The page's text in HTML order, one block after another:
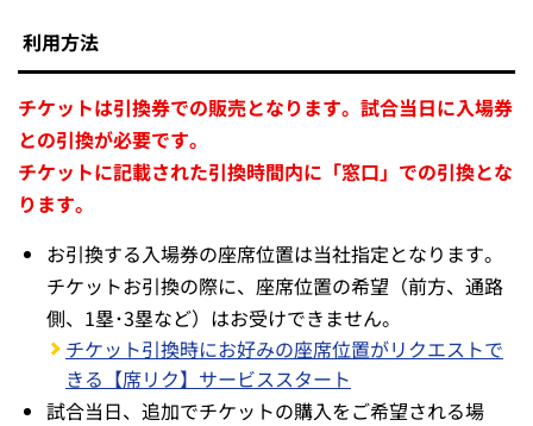
利用方法
チケットは引換券での販売となります。試合当日に入場券
との引換が必要です。
チケットに記載された引換時間内に「窓口」での引換とな
ります。
お引換する入場券の座席位置は当社指定となります。
チケットお引換の際に、座席位置の希望（前方、通路
側、1塁･3塁など）はお受けできません。
チケット引換時にお好みの座席位置がリクエストで
きる【席リク】サービススタート
試合当日、追加でチケットの購入をご希望される場